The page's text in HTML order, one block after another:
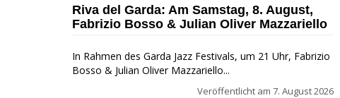
Riva del Garda: Am Samstag, 8. August,
Fabrizio Bosso & Julian Oliver Mazzariello
In Rahmen des Garda Jazz Festivals, um 21 Uhr, Fabrizio
Bosso & Julian Oliver Mazzariello...
Veröffentlicht am 7. August 2026